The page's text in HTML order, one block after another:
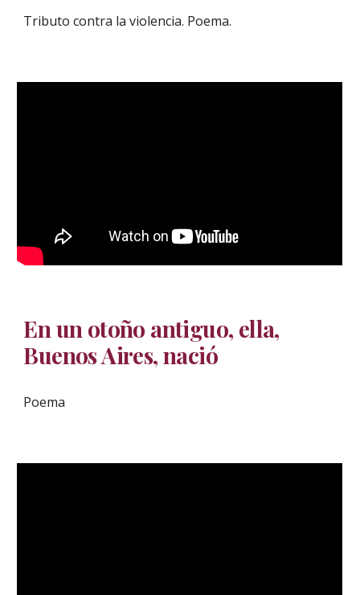
Tributo contra la violencia. Poema.
En un otoño antiguo, ella,
Buenos Aires, nació
Poema